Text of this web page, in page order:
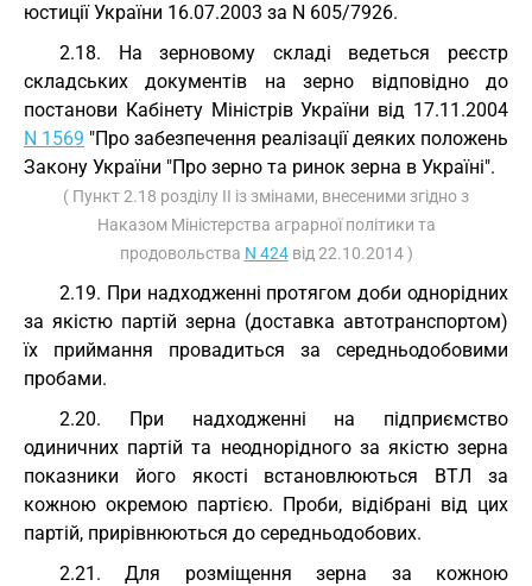
юстиції України 16.07.2003 за N 605/7926.
2.18. На зерновому складі ведеться реєстр
складських документів на зерно відповідно до
постанови Кабінету Міністрів України від 17.11.2004
N 1569 "Про забезпечення реалізації деяких положень
Закону України "Про зерно та ринок зерна в Україні".
( Пункт 2.18 розділу II із змінами, внесеними згідно з
Наказом Міністерства аграрної політики та
продовольства N 424від 22.10.2014 )
2.19. При надходженні протягом доби однорідних
за якістю партій зерна (доставка автотранспортом)
їх приймання провадиться за середньодобовими
пробами.
2.20. При надходженні на підприємство
одиничних партій та неоднорідного за якістю зерна
показники його якості встановлюються ВТЛ за
кожною окремою партією. Проби, відібрані від цих
партій, прирівнюються до середньодобових.
2.21. Для розміщення зерна за кожною